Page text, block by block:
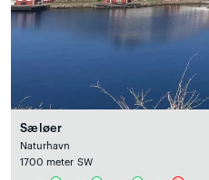
Sæløer
Naturhavn
1700 meter SW